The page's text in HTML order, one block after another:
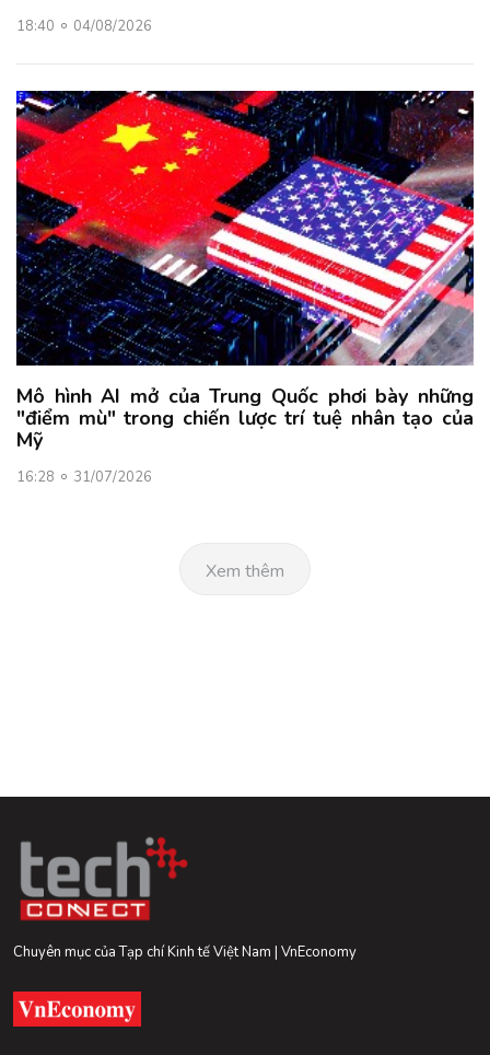
18:40 04/08/2026
Mô hình AI mở của Trung Quốc phơi bày những
"điểm mù" trong chiến lược trí tuệ nhân tạo của
Mỹ
16:28 31/07/2026
Xem thêm
Chuyên mục của Tạp chí Kinh tế Việt Nam | VnEconomy